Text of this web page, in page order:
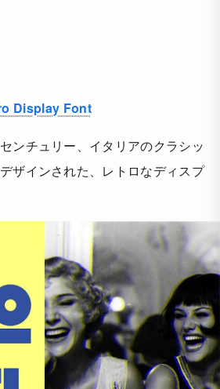
Display Font
ンチュリー、イタリアのクラシッ
ザインされた、レトロなディスプ